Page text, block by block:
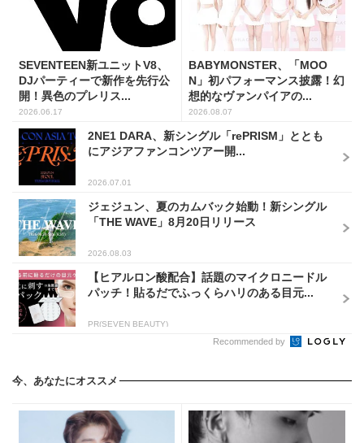
SEVENTEEN新ユニットV8、
DJパーティーで新作を先行公
開！異色のプレリス...
2026.06.17
BABYMONSTER、「MOO
N」初パフォーマンス披露！幻
想的なヴァンパイアの...
2026.08.07
2NE1 DARA、新シングル「rePRISM」ととも
にアジアファンコンツアー開...
2026.07.01
ジェジュン、夏のカムバック始動！新シングル
「THE WAVE」8月20日リリース
2026.08.03
【ヒアルロン酸配合】話題のマイクロニードル
パッチ！貼るだでふっくらハリのある目元...
PR(SEVEN BEAUTY)
Recommended by
今、あなたにオススメ